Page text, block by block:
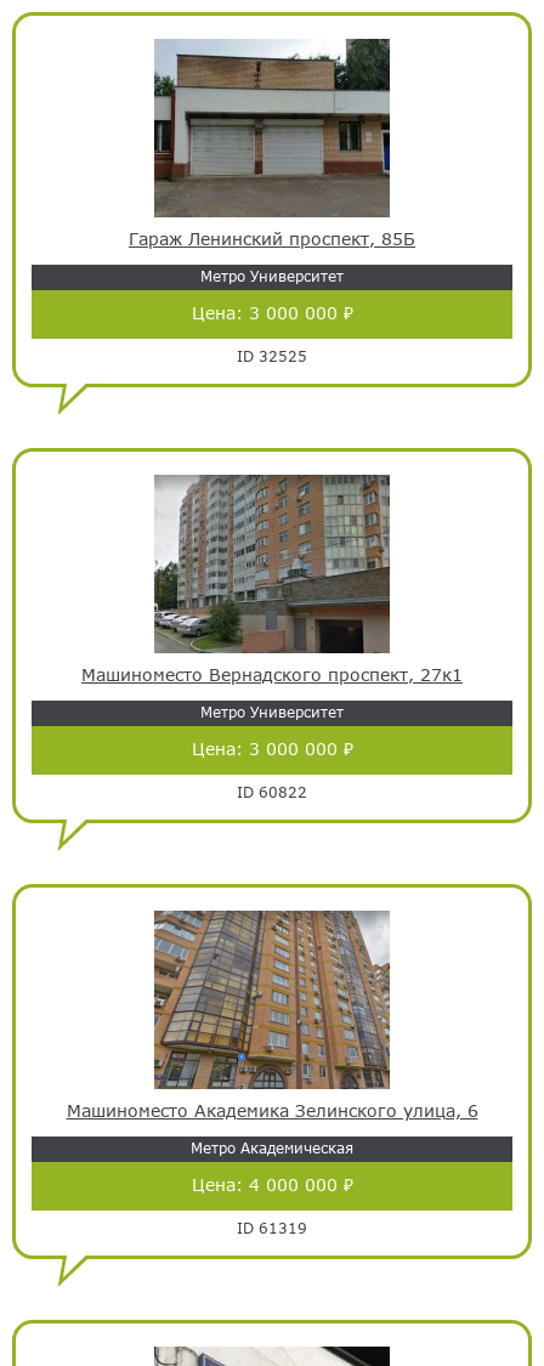
Гараж Ленинский проспект, 85Б
Метро Университет
Цена: 3 000 000 ₽
ID 32525
Машиноместо Вернадского проспект, 27к1
Метро Университет
Цена: 3 000 000 ₽
ID 60822
Машиноместо Академика Зелинского улица, 6
Метро Академическая
Цена: 4 000 000 ₽
ID 61319